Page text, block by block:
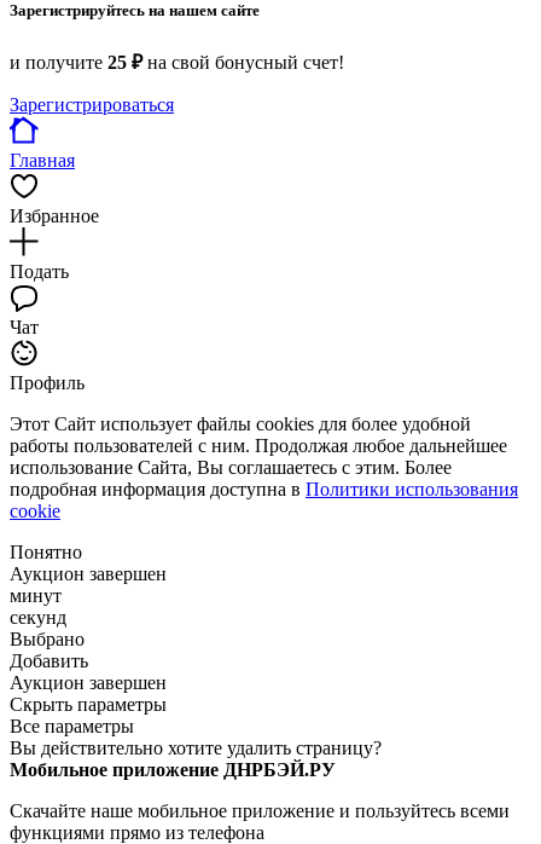
Зарегистрируйтесь на нашем сайте
и получите 25 ₽на свой бонусный счет!
Зарегистрироваться
Главная
Избранное
Подать
Чат
Профиль
Этот Сайт использует файлы cookies для более удобной
работы пользователей с ним. Продолжая любое дальнейшее
использование Сайта, Вы соглашаетесь с этим. Более
подробная информация доступна в Политики использования
cookie
Понятно
Аукцион завершен
минут
секунд
Выбрано
Добавить
Аукцион завершен
Скрыть параметры
Все параметры
Вы действительно хотите удалить страницу?
Мобильное приложение ДНРБЭЙ.РУ
Скачайте наше мобильное приложение и пользуйтесь всеми
функциями прямо из телефона